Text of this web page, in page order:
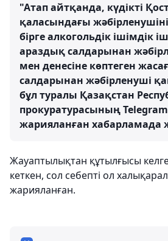
"Атап айтқанда, күдікті
қаласындағы
бірге алкогольдік ішімдік
араздық салдарынан
мен денесіне көптеген
салдарынан жәбірленуші
бұл туралы Қазақстан
прокуратурасының
жарияланған хабарламада
Жауаптылықтан құтылғысы
кеткен, сол себепті ол
жарияланған.